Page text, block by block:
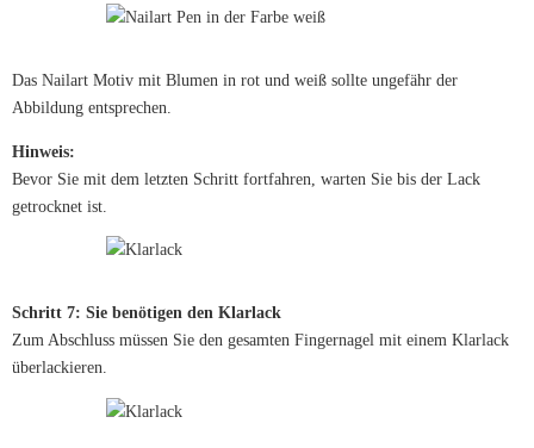
Das Nailart Motiv mit Blumen in rot und weiß sollte ungefähr der
Abbildung entsprechen.
Hinweis:
Bevor Sie mit dem letzten Schritt fortfahren, warten Sie bis der Lack
getrocknet ist.
Schritt 7: Sie benötigen den Klarlack
Zum Abschluss müssen Sie den gesamten Fingernagel mit einem Klarlack
überlackieren.